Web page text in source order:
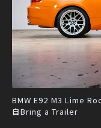
BMW E92 M3 Lime
自Bring a Trailer